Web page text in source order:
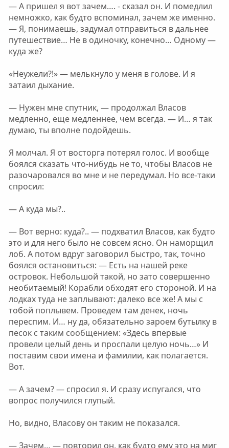
— А пришел я вот зачем…. - сказал он. И помедлил
немножко, как будто вспоминал, зачем же именно.
— Я, понимаешь, задумал отправиться в дальнее
путешествие… Не в одиночку, конечно… Одному —
куда же?
«Неужели?!» — мелькнуло у меня в голове. И я
затаил дыхание.
— Нужен мне спутник, — продолжал Власов
медленно, еще медленнее, чем всегда. — И… я так
думаю, ты вполне подойдешь.
Я молчал. Я от восторга потерял голос. И вообще
боялся сказать что-нибудь не то, чтобы Власов не
разочаровался во мне и не передумал. Но все-таки
спросил:
— А куда мы?..
— Вот верно: куда?.. — подхватил Власов, как будто
это и для него было не совсем ясно. Он наморщил
лоб. А потом вдруг заговорил быстро, так, точно
боялся остановиться: — Есть на нашей реке
островок. Небольшой такой, но зато совершенно
необитаемый! Корабли обходят его стороной. И на
лодках туда не заплывают: далеко все же! А мы с
тобой поплывем. Проведем там денек, ночь
переспим. И… ну да, обязательно зароем бутылку в
песок с таким сообщением: «Здесь впервые
провели целый день и проспали целую ночь…» И
поставим свои имена и фамилии, как полагается.
Вот.
— А зачем? — спросил я. И сразу испугался, что
вопрос получился глупый.
Но, видно, Власову он таким не показался.
— Зачем… — повторил он, как будто ему это на миг